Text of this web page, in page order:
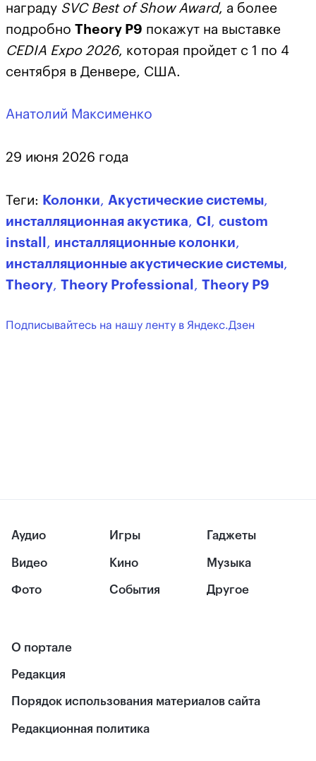
награду SVC Best of Show Award, а более
подробно Theory P9 покажут на выставке
CEDIA Expo 2026, которая пройдет с 1 по 4
сентября в Денвере, США.
Анатолий Максименко
29 июня 2026 года
Теги: Колонки, Акустические системы,
инсталляционная акустика, CI , custom
install
, инсталляционные колонки,
инсталляционные акустические системы,
Theory, Theory Professional , Theory P9
Подписывайтесь на нашу ленту в Яндекс.Дзен
Аудио
Видео
Фото
Игры
Кино
События
Гаджеты
Музыка
Другое
О портале
Редакция
Порядок использования материалов сайта
Редакционная политика